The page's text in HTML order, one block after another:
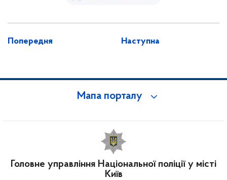
Попередня Наступна
Мапа порталу
Головне управління Національної поліції у місті
Київ